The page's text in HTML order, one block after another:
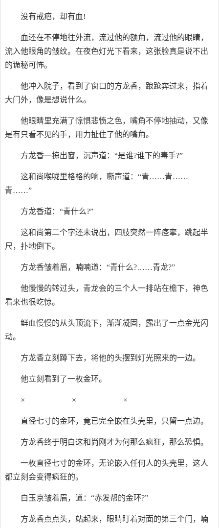
没有戒疤，却有血!
血还在不停地往外流，流过他的额角，流过他的眼睛，
流入他眼角的皱纹。在夜色灯光下看来，这张脸真是说不出
的诡秘可怖。
他冲入院子，看到了窗口的方龙香，踉跄奔过来，指着
大门外，像是想说什么。
他眼睛里充满了惊惧悲愤之色，嘴角不停地抽动，又像
是有只看不见的手，用力扯住了他的嘴角。
方龙香一掠出窗，沉声道：“是谁?谁下的毒手?”
这和尚喉咙里格格的响，嘶声道：“青……青……
青……”
方龙香道：“青什么?”
这和尚第二个字还未说出，四肢突然一阵痉挛，跳起半
尺，扑地倒下。
方龙香皱着眉，喃喃道：“青什么?……青龙?”
他慢慢的转过头，青龙会的三个人一排站在檐下，神色
看来也很吃惊。
鲜血慢慢的从头顶流下，渐渐凝固，露出了一点金光闪
动。
方龙香立刻蹲下去，将他的头摆到灯光照来的一边。
他立刻看到了一枚金环。
× × ×
直径七寸的金环，竟已完全嵌在头壳里，只留一点边。
方龙香终于明白这和尚刚才为何那么疯狂，那么恐惧。
一枚直径七寸的金环，无论嵌入任何人的头壳里，这人
都立刻会变得疯狂的。
白玉京皱着眉，道：“赤发帮的金环?”
方龙香点点头，站起来，眼睛盯着对面的第三个门，喃